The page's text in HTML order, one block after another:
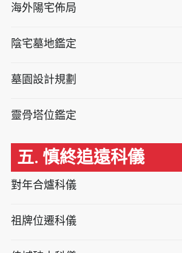
海外陽宅佈局
陰宅墓地鑑定
墓園設計規劃
靈骨塔位鑑定
五. 慎終追遠科儀
對年合爐科儀
祖牌位遷科儀